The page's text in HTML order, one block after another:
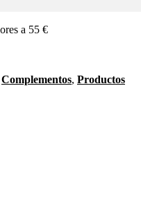
a 55 €
Complementos, Productos